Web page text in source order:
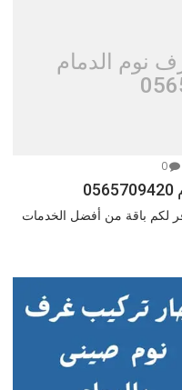
نوم الدمام
0
لكم باقة من أفضل الخدمات